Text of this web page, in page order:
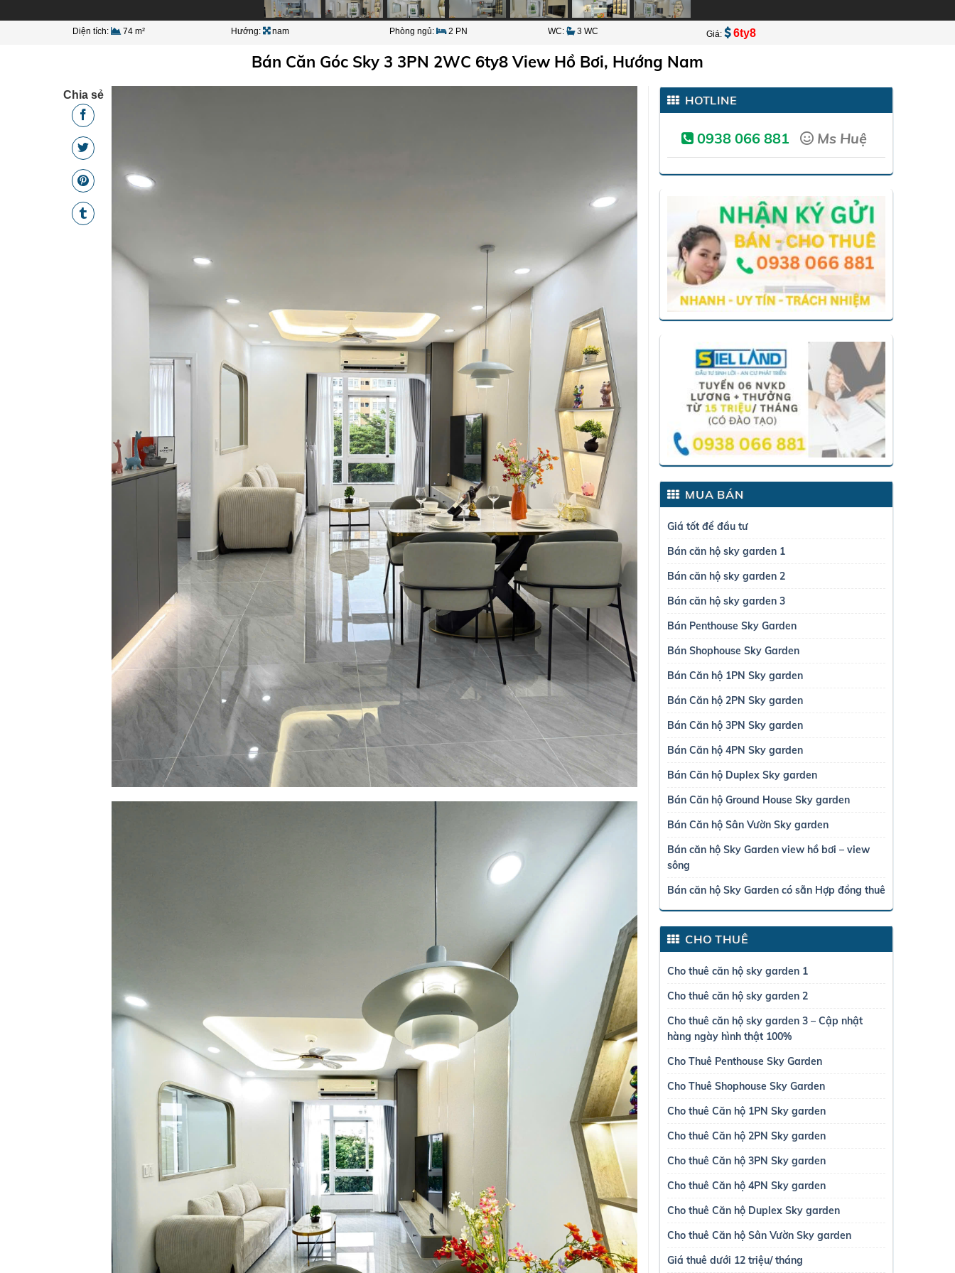
Diện tích: 74 m² Hướng: nam Phòng ngủ: 2 PN WC: 3 WC Giá: 6ty8
Bán Căn Góc Sky 3 3PN 2WC 6ty8 View Hồ Bơi, Hướng Nam
Chia sẻ HOTLINE
0938 066 881 Ms Huệ
MUA BÁN
Giá tốt để đầu tư
Bán căn hộ sky garden 1
Bán căn hộ sky garden 2
Bán căn hộ sky garden 3
Bán Penthouse Sky Garden
Bán Shophouse Sky Garden
Bán Căn hộ 1PN Sky garden
Bán Căn hộ 2PN Sky garden
Bán Căn hộ 3PN Sky garden
Bán Căn hộ 4PN Sky garden
Bán Căn hộ Duplex Sky garden
Bán Căn hộ Ground House Sky garden
Bán Căn hộ Sân Vườn Sky garden
Bán căn hộ Sky Garden view hồ bơi – view
sông
Bán căn hộ Sky Garden có sẵn Hợp đồng thuê
CHO THUÊ
Cho thuê căn hộ sky garden 1
Cho thuê căn hộ sky garden 2
Cho thuê căn hộ sky garden 3 – Cập nhật
hàng ngày hình thật 100%
Cho Thuê Penthouse Sky Garden
Cho Thuê Shophouse Sky Garden
Cho thuê Căn hộ 1PN Sky garden
Cho thuê Căn hộ 2PN Sky garden
Cho thuê Căn hộ 3PN Sky garden
Cho thuê Căn hộ 4PN Sky garden
Cho thuê Căn hộ Duplex Sky garden
Cho thuê Căn hộ Sân Vườn Sky garden
Giá thuê dưới 12 triệu/ tháng